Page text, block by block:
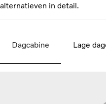
alternatieven in detail.
Dagcabine Lage